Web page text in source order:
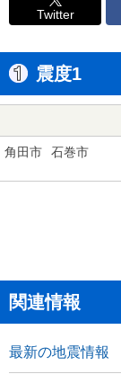
Twitter
震度1
角田市 石巻市
関連情報
最新の地震情報